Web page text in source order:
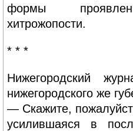
формы
хитрожопости.
* * *
Нижегородский
нижегородского же
— Скажите,
усилившаяся в